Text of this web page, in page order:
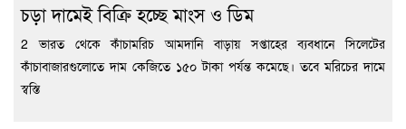
চড়া দামেই বিক্রি হচ্ছে মাংস ও ডিম
2 ভারত থেকে কাঁচামরিচ আমদানি বাড়ায় সপ্তাহের ব্যবধানে সিলেটের
কাঁচাবাজারগুলোতে দাম কেজিতে ১৫০ টাকা পর্যন্ত কমেছে। তবে মরিচের দামে
স্বস্তি